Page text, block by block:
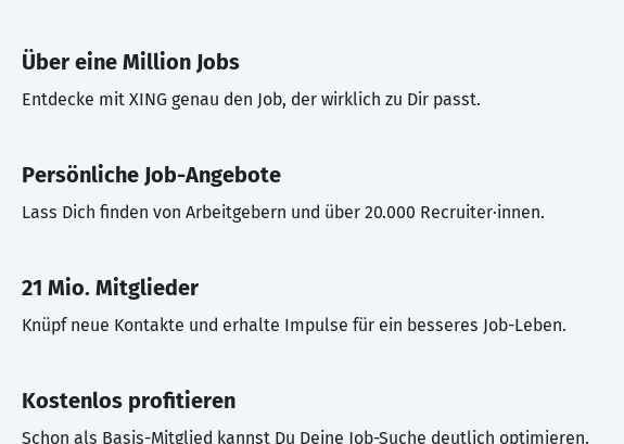
Über eine Million Jobs
Entdecke mit XING genau den Job, der wirklich zu Dir passt.
Persönliche Job-Angebote
Lass Dich finden von Arbeitgebern und über 20.000 Recruiter·innen.
21 Mio. Mitglieder
Knüpf neue Kontakte und erhalte Impulse für ein besseres Job-Leben.
Kostenlos profitieren
Schon als Basis-Mitglied kannst Du Deine Job-Suche deutlich optimieren.